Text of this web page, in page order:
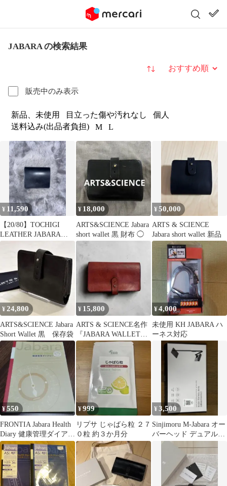
JABARA の検索結果
販売中のみ表示
並び替え
新品、未使用 目立った傷や汚れなし
個人
送料込み(出品者負担)
M L
¥ 11,590
【20/80】TOCHIGI
LEATHER JABARA
WALLET
¥ 18,000
ARTS&SCIENCE Jabara
short wallet 黒 財布 ◯
¥50,000
ARTS & SCIENCE
Jabara short wallet 新品
¥24,800
ARTS&SCIENCE Jabara
Short Wallet 黒 保存袋
¥ 15,800
ARTS & SCIENCE名作
『JABARA WALLET』
レザー長財布
¥4,000
未使用 KH JABARA ハ
ーネス対応
¥550
FRONTIA Jabara Health
Diary 健康管理ダイアリ
ー A5
¥999
リプサ じゃばら粒 ２７
０粒 約３か月分
¥3,500
Sinjimoru M-Jabara オー
バーヘッド デュアルス
タンド